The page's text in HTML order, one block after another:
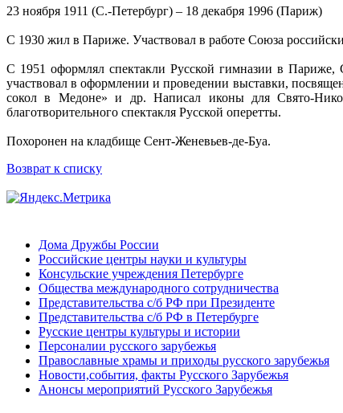
23 ноября 1911 (С.-Петербург) – 18 декабря 1996 (Париж)
С 1930 жил в Париже. Участвовал в работе Союза
С 1951 оформлял спектакли Русской гимназии в Париже,
участвовал в оформлении и проведении выставки,
сокол в Медоне» и др. Написал иконы для Свято-
благотворительного спектакля Русской оперетты.
Похоронен на кладбище Сент-Женевьев-де-Буа.
Возврат к списку
Дома Дружбы России
Российские центры науки и культуры
Консульские учреждения Петербурге
Общества международного сотрудничества
Представительства с/б РФ при Президенте
Представительства с/б РФ в Петербурге
Русские центры культуры и истории
Персоналии русского зарубежья
Православные храмы и приходы русского зарубежья
Новости,события, факты Русского Зарубежья
Анонсы мероприятий Русского Зарубежья